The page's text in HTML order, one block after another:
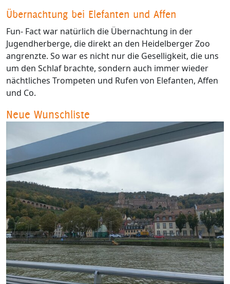
Übernachtung bei Elefanten und Affen
Fun- Fact war natürlich die Übernachtung in der
Jugendherberge, die direkt an den Heidelberger Zoo
angrenzte. So war es nicht nur die Geselligkeit, die uns
um den Schlaf brachte, sondern auch immer wieder
nächtliches Trompeten und Rufen von Elefanten, Affen
und Co.
Neue Wunschliste